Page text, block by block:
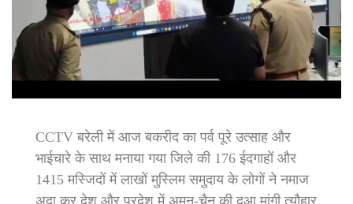
CCTV बरेली में आज बकरीद का पर्व पूरे उत्साह और
भाईचारे के साथ मनाया गया जिले की 176 ईदगाहों और
1415 मस्जिदों में लाखों मुस्लिम समुदाय के लोगों ने नमाज
अदा कर देश और प्रदेश में अमन-चैन की दुआ मांगी त्यौहार